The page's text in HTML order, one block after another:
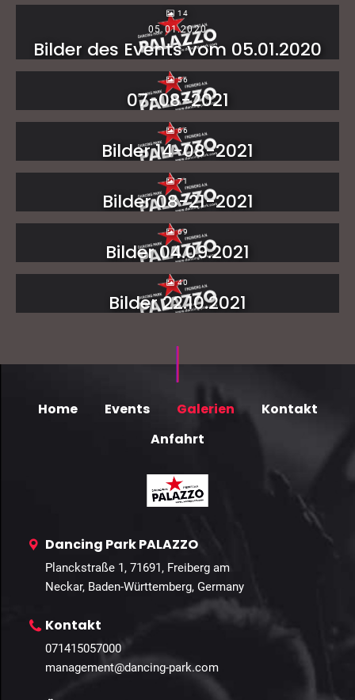
14
05.01.2020
Bilder des Events vom 05.01.2020
56
07-08-2021
66
Bilder 14-08-2021
71
Bilder 08-21-2021
69
Bilder 04.09.2021
40
Bilder 22.10.2021
Home Events Galerien
Kontakt
Anfahrt
Dancing Park PALAZZO
Planckstraße 1, 71691, Freiberg am
Neckar, Baden-Württemberg, Germany
Kontakt
071415057000
management@dancing-park.com